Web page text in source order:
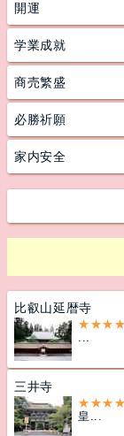
開運
学業成就
商売繁盛
必勝祈願
家内安全
比叡山延暦寺
三井寺
皇...